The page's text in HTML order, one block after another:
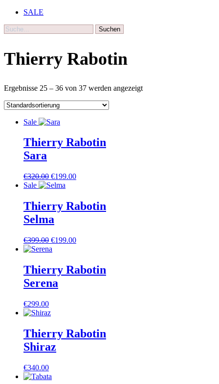
SALE
Suche
Thierry Rabotin
Ergebnisse 25 – 36 von 37 werden angezeigt
Sale
Thierry Rabotin
Sara
€320.00 Ursprünglicher
Preis
€320.00
€199.00Aktueller
€199.00.
Sale
Thierry Rabotin
Selma
€399.00 Ursprünglicher
Preis
€399.00
€199.00Aktueller
€199.00.
Thierry Rabotin
Serena
€299.00
Thierry Rabotin
Shiraz
€340.00